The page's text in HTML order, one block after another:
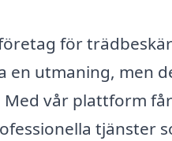
för
en utmaning, men
Med vår plattform
tjänster